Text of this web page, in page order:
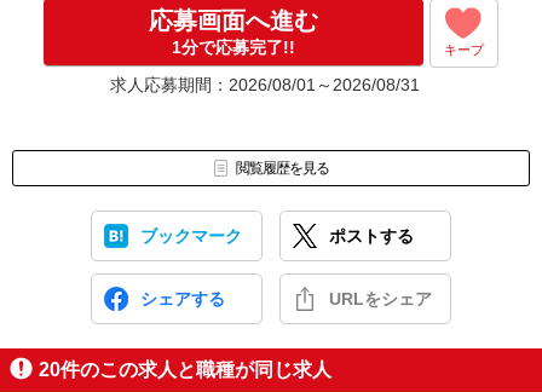
応募画面へ進む
1分で応募完了!! キープ
求人応募期間：2026/08/01～2026/08/31
閲覧履歴を見る
ブックマーク ポストする
シェアする URLをシェア
20件のこの求人と職種が同じ求人